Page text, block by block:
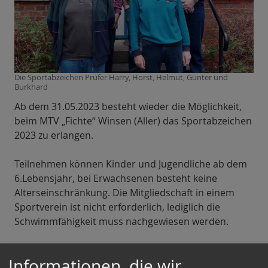
Die Sportabzeichen Prüfer Harry, Horst, Helmut, Günter und
Burkhard
Ab dem 31.05.2023 besteht wieder die Möglichkeit,
beim MTV „Fichte“ Winsen (Aller) das Sportabzeichen
2023 zu erlangen.
Teilnehmen können Kinder und Jugendliche ab dem
6.Lebensjahr, bei Erwachsenen besteht keine
Alterseinschränkung. Die Mitgliedschaft in einem
Sportverein ist nicht erforderlich, lediglich die
Schwimmfähigkeit muss nachgewiesen werden.
31.05.2023 bis zum 27.09.2023 jeweils am Mittwoch